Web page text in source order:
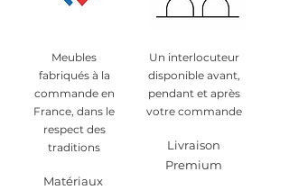
Meubles
fabriqués à la
commande en
France, dans le
respect des
traditions
Matériaux
Un interlocuteur
disponible avant,
pendant et après
votre commande
Livraison
Premium